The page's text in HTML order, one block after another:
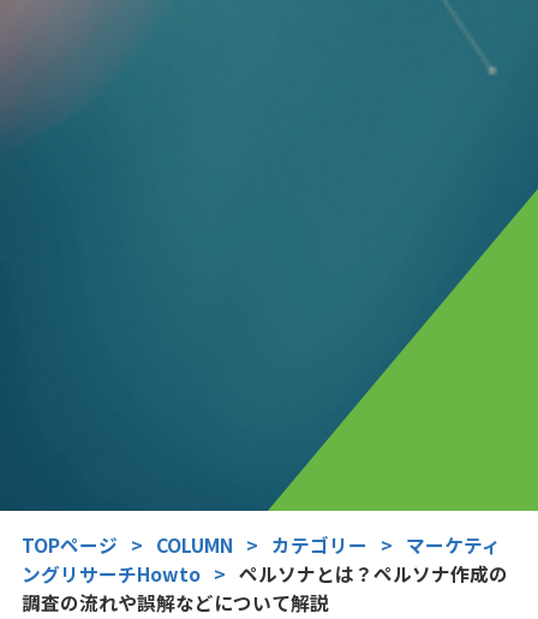
TOPページ > COLUMN > カテゴリー > マーケティ
ングリサーチHowto > ペルソナとは？ペルソナ作成の
調査の流れや誤解などについて解説